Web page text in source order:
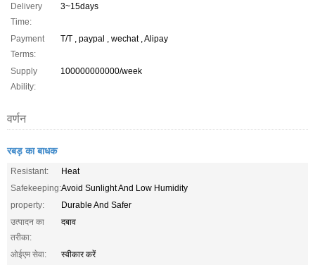
Delivery
Time:
3~15days
Payment
Terms:
T/T , paypal , wechat , Alipay
Supply
Ability:
100000000000/week
वर्णन
रबड़ का बाधक
Resistant:
Heat
Safekeeping:Avoid Sunlight And Low Humidity
property:
Durable And Safer
उत्पादन का
तरीका:
दबाव
ओईएम सेवा:
स्वीकार करें